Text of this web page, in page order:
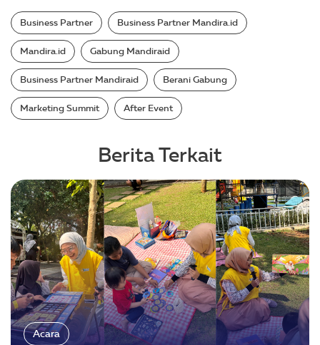
Business Partner Business Partner Mandira.id
Mandira.id Gabung Mandiraid
Business Partner Mandiraid Berani Gabung
Marketing Summit After Event
Berita Terkait
Acara